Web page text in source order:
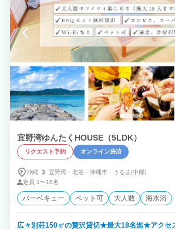
宜野湾ゆんたくHOUSE（5LDK）
リクエスト予約 オンライン決済
沖縄 宜野湾・ 北谷・ 沖縄市・ うるま(中部)
定員 1〜18名
バーベキュー ペット可 大人数 海水浴
広々別荘150㎡の贅沢貸切★最大18名迄★アクセ